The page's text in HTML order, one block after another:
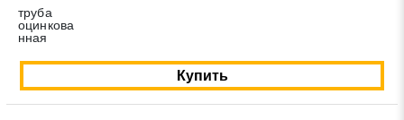
труба
оцинкова
нная
Купить